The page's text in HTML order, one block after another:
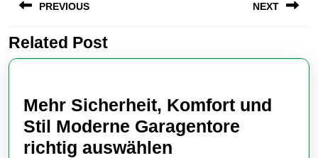
navigation
PREVIOUS
Previous
post:
NEXT
post:
Related Post
Mehr Sicherheit, Komfort und
Stil Moderne Garagentore
richtig auswählen